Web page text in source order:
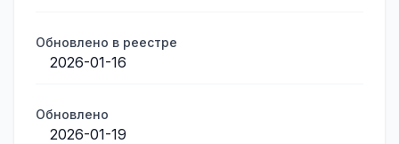
Обновлено в реестре
2026-01-16
Обновлено
2026-01-19